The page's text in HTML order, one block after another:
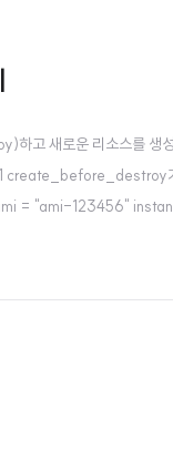
고 새로운 리소스를
create_before_destroy
ami = "ami-123456"